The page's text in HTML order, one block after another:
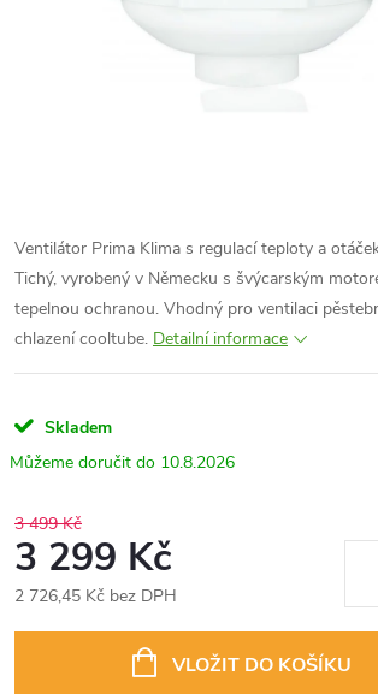
Ventilátor Prima Klima s regulací teploty a
Tichý, vyrobený v Německu s švýcarským
tepelnou ochranou. Vhodný pro ventilaci
chlazení cooltube. Detailní informace
Skladem
10.8.2026
3 499 Kč
3 299 Kč
2 726,45 Kč bez DPH
VLOŽIT DO KOŠÍKU